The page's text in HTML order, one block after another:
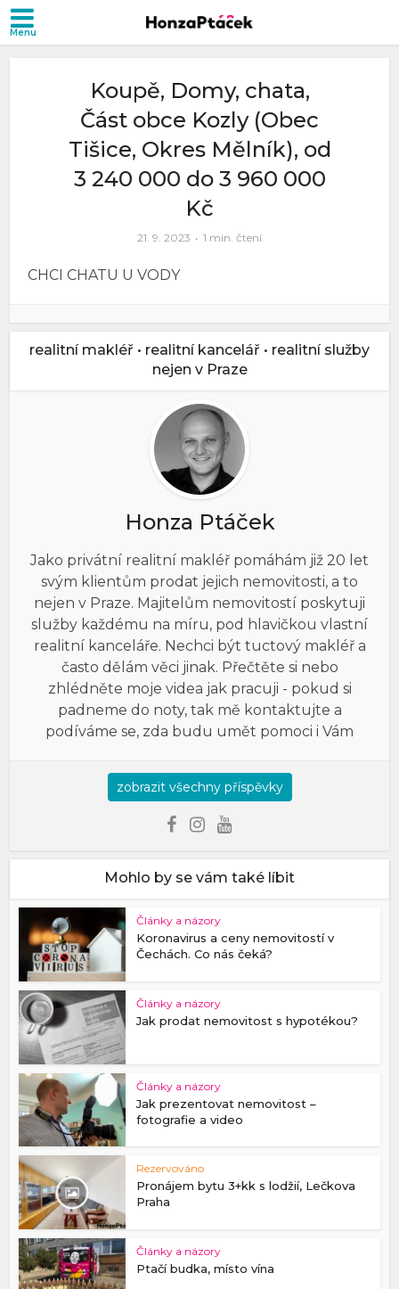
Koupě, Domy, chata,
Část obce Kozly (Obec
Tišice, Okres Mělník), od
3 240 000 do 3 960 000
Kč
21. 9. 2023 1 min. čtení
CHCI CHATU U VODY
realitní makléř • realitní kancelář • realitní služby
nejen v Praze
Honza Ptáček
Jako privátní realitní makléř pomáhám již 20 let
svým klientům prodat jejich nemovitosti, a to
nejen v Praze. Majitelům nemovitostí poskytuji
služby každému na míru, pod hlavičkou vlastní
realitní kanceláře. Nechci být tuctový makléř a
často dělám věci jinak. Přečtěte si nebo
zhlédněte moje videa jak pracuji - pokud si
padneme do noty, tak mě kontaktujte a
podíváme se, zda budu umět pomoci i Vám
zobrazit všechny příspěvky
Mohlo by se vám také líbit
Články a názory
Koronavirus a ceny nemovitostí v
Čechách. Co nás čeká?
Články a názory
Jak prodat nemovitost s hypotékou?
Články a názory
Jak prezentovat nemovitost –
fotografie a video
Rezervováno
Pronájem bytu 3+kk s lodžií, Lečkova
Praha
Články a názory
Ptačí budka, místo vína